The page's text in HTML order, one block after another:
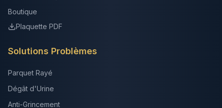
Boutique
Plaquette PDF
Solutions Problèmes
Parquet Rayé
Dégât d'Urine
Anti-Grincement